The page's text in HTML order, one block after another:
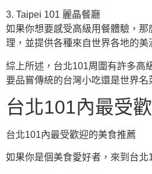
3. Taipei 101 麗晶餐廳
如果你想要感受高級用餐體驗，
理，並提供各種來自世界各地的
綜上所述，台北101周圍有許多高
要品嘗傳統的台灣小吃還是世界
台北101內最受
台北101內最受歡迎的美食推薦
如果你是個美食愛好者，來到台